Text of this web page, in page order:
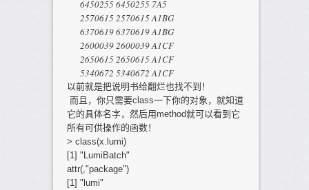
6450255 6450255 7A5
2570615 2570615 A1BG
6370619 6370619 A1BG
2600039 2600039 A1CF
2650615 2650615 A1CF
5340672 5340672 A1CF
以前就是把说明书给翻烂也找不到！
而且，你只需要class一下你的对象，就知道
它的具体名字，然后用method就可以看到它
所有可供操作的函数！
> class(x.lumi)
[1] "LumiBatch"
attr(,"package")
[1] "lumi"